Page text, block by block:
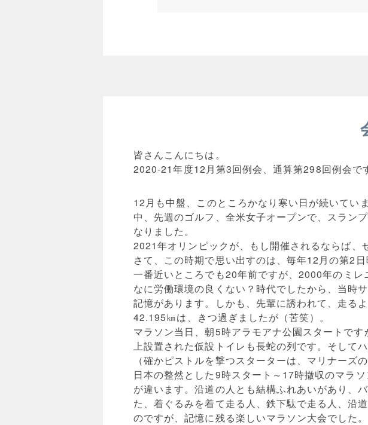
皆さんこんにちは。
2020-21年度12月第3回例会、通算第298回例会で
12月も中盤、このところかなり寒い日が続いて
中、先週のゴルフ、全米女子オープンで、スラン
なりました。
2021年オリンピックが、もし開催されるならば、
さて、この時期で思い出すのは、毎年12月の第2
一番近いところでも20年前ですが、2000年のミ
なに労働環境の良くない？時代でしたから、当時
記憶があります。しかも、先輩に誘われて、走る
42.195㎞は、きつ過ぎましたが（苦笑）。
マラソン当日、朝5時アラモアナ公園スタートで
上設置された仮設トイレも長蛇の列です。そして
（確かピストルを撃つスターターは、マリナーズ
日本の整然とした9時スタート～17時撤収のマラ
が違います。沿道の人とも結構ふれあいがあり、
た、着ぐるみを着て走る人、鉄下駄で走る人、沿
のですが、記憶に残る楽しいマラソン大会でした